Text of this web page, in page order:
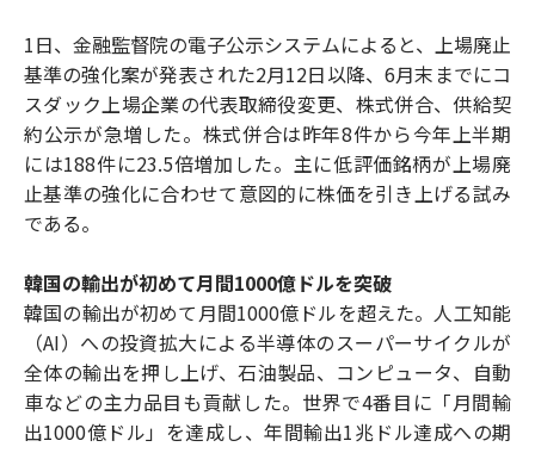
1日、金融監督院の電子公示システムによると、上場廃止
基準の強化案が発表された2月12日以降、6月末までにコ
スダック上場企業の代表取締役変更、株式併合、供給契
約公示が急増した。株式併合は昨年8件から今年上半期
には188件に23.5倍増加した。主に低評価銘柄が上場廃
止基準の強化に合わせて意図的に株価を引き上げる試み
である。
韓国の輸出が初めて月間1000億ドルを突破
韓国の輸出が初めて月間1000億ドルを超えた。人工知能
（AI）への投資拡大による半導体のスーパーサイクルが
全体の輸出を押し上げ、石油製品、コンピュータ、自動
車などの主力品目も貢献した。世界で4番目に「月間輸
出1000億ドル」を達成し、年間輸出1兆ドル達成への期